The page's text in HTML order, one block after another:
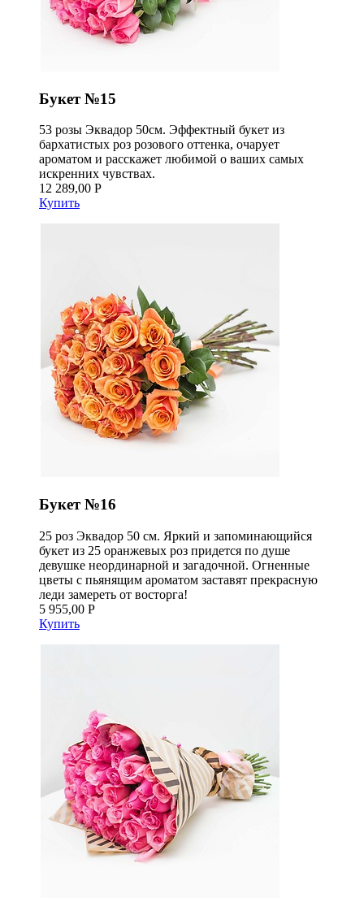
Букет №15
53 розы Эквадор 50см. Эффектный букет из
бархатистых роз розового оттенка, очарует
ароматом и расскажет любимой о ваших самых
искренних чувствах.
12 289,00 Р
Купить
Букет №16
25 роз Эквадор 50 см. Яркий и запоминающийся
букет из 25 оранжевых роз придется по душе
девушке неординарной и загадочной. Огненные
цветы с пьянящим ароматом заставят прекрасную
леди замереть от восторга!
5 955,00 Р
Купить